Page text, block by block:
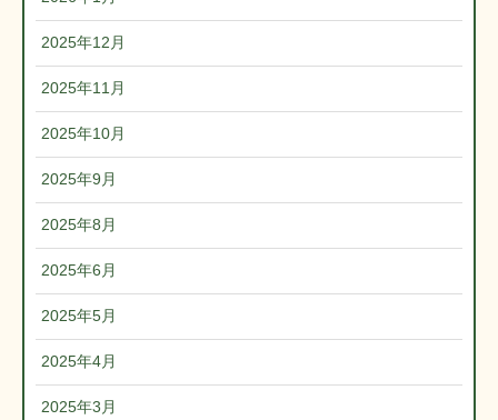
2025年12月
2025年11月
2025年10月
2025年9月
2025年8月
2025年6月
2025年5月
2025年4月
2025年3月